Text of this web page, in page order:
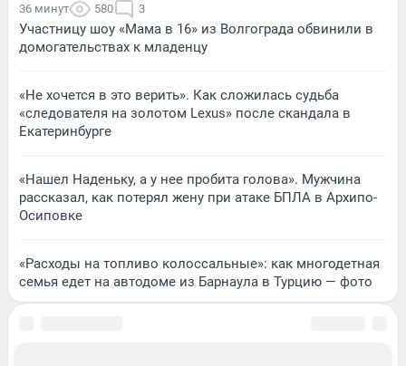
36 минут 580 3
Участницу шоу «Мама в 16» из Волгограда обвинили в
домогательствах к младенцу
«Не хочется в это верить». Как сложилась судьба
«следователя на золотом Lexus» после скандала в
Екатеринбурге
«Нашел Наденьку, а у нее пробита голова». Мужчина
рассказал, как потерял жену при атаке БПЛА в Архипо-
Осиповке
«Расходы на топливо колоссальные»: как многодетная
семья едет на автодоме из Барнаула в Турцию — фото